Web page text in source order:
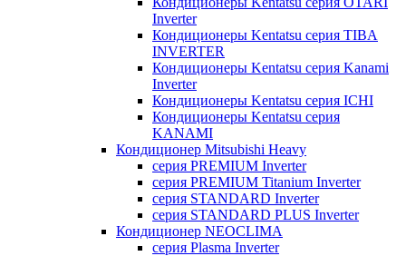
Inverter
Кондиционеры Kentatsu серия TIBA
INVERTER
Кондиционеры Kentatsu серия Kanami
Inverter
Кондиционеры Kentatsu серия ICHI
Кондиционеры Kentatsu серия
KANAMI
Кондиционер Mitsubishi Heavy
серия PREMIUM Inverter
серия PREMIUM Titanium Inverter
серия STANDARD Inverter
серия STANDARD PLUS Inverter
Кондиционер NEOCLIMA
серия Plasma Inverter